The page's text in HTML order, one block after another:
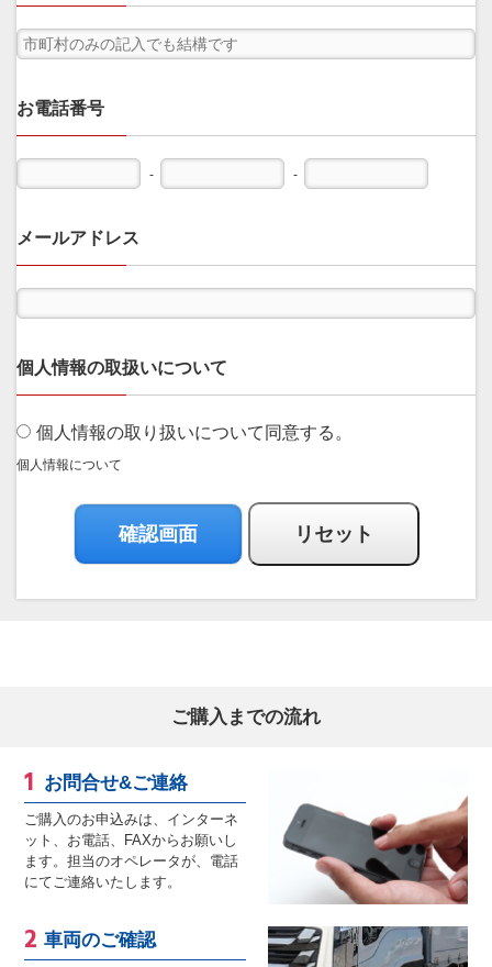
お電話番号
- -
メールアドレス
個人情報の取扱いについて
個人情報の取り扱いについて同意する。
個人情報について
ご購入までの流れ
お問合せ&ご連絡
ご購入のお申込みは、インターネ
ット、お電話、FAXからお願いし
ます。担当のオペレータが、電話
にてご連絡いたします。
車両のご確認